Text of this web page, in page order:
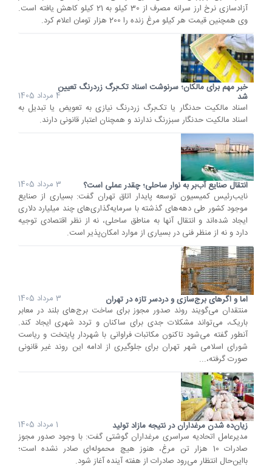
آزادسازی نرخ ارز سرانه مصرف از 30 کیلو به 21 کیلو کاهش یافته است.
وی همچنین قیمت هر کیلو مرغ زنده را 200 هزار تومان اعلام کرد.
خبر مهم برای مالکان؛ سرنوشت اسناد تک‌برگ زردرنگ تعیین
شد
4 مرداد 1405
اسناد مالکیت حدنگار یا تک‌برگ زردرنگ نیازی به تعویض یا تبدیل به
اسناد مالکیت حدنگار سبزرنگ ندارند و همچنان اعتبار قانونی دارند.
انتقال صنایع آب‌بر به نوار ساحلی؛ چقدر عملی است؟
3 مرداد 1405
نایب‌رئیس کمیسیون توسعه پایدار اتاق تهران گفت: بسیاری از صنایع
موجود کشور طی دهه‌های گذشته با سرمایه‌گذاری‌های چند میلیارد دلاری
ایجاد شده‌اند و انتقال آنها به مناطق ساحلی، نه از نظر اقتصادی توجیه
دارد و نه از منظر فنی در بسیاری از موارد امکان‌پذیر است.
اما و اگرهای برج‌سازی و دردسر تازه در تهران
3 مرداد 1405
منتقدان می‌گویند روند صدور مجوز برای ساخت برج‌های بلند در معابر
باریک، می‌تواند مشکلات جدی برای ساکنان و تردد شهری ایجاد کند.
آنطور گفته می‌شود تاکنون مکاتبات فراوانی با شهردار پایتخت و ریاست
شورای اسلامی شهر تهران برای جلوگیری از ادامه این روند غیر قانونی
صورت گرفته،...
زیان‌ده شدن مرغداران در نتیجه مازاد تولید
1 مرداد 1405
مدیرعامل اتحادیه سراسری مرغداران گوشتی گفت: با وجود صدور مجوز
صادرات 10 هزار تن مرغ، هنوز هیچ محموله‌ای صادر نشده است؛
بااین‌حال انتظار می‌رود صادرات از هفته آینده آغاز شود.